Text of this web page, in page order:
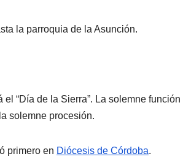
la parroquia de la Asunción.
“Día de la Sierra”. La solemne función
solemne procesión.
primero en Diócesis de Córdoba.